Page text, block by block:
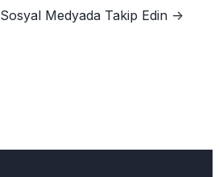
Sosyal Medyada Takip Edin ->